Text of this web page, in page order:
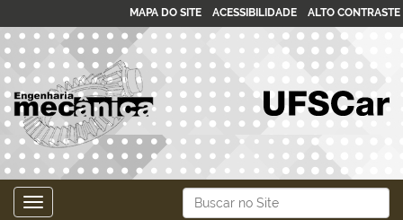
Busca
MAPA DO SITE ACESSIBILIDADE ALTO CONTRASTE
Toggle navigation